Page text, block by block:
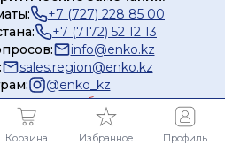
Корзина Избранное Профиль
высокотемпературного и
низкотемпературного
отопления, охлаждения,
питьевого
водоснабжения, в
системах наружного
отопления и
+7 (727) 228 85 00
+7 (7172) 52 12 13
info@enko.kz
sales.region@enko.kz
@enko_kz
на все сообщения и письма
и объективно.